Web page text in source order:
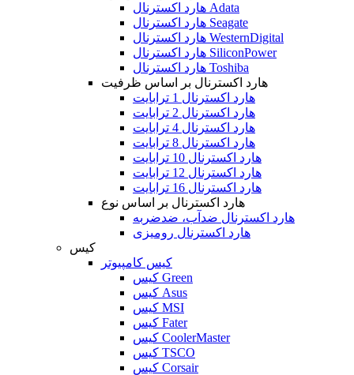
هارد اکسترنال Adata
هارد اکسترنال Seagate
هارد اکسترنال WesternDigital
هارد اکسترنال SiliconPower
هارد اکسترنال Toshiba
هارد اکسترنال بر اساس ظرفیت
هارد اکسترنال 1 ترابایت
هارد اکسترنال 2 ترابایت
هارد اکسترنال 4 ترابایت
هارد اکسترنال 8 ترابایت
هارد اکسترنال 10 ترابایت
هارد اکسترنال 12 ترابایت
هارد اکسترنال 16 ترابایت
هارد اکسترنال بر اساس نوع
هارد اکسترنال ضدآب، ضدضربه
هارد اکسترنال رومیزی
کیس
کیس کامپیوتر
کیس Green
کیس Asus
کیس MSI
کیس Fater
کیس CoolerMaster
کیس TSCO
کیس Corsair